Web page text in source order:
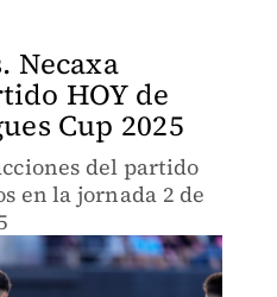
Necaxa
HOY de
Cup 2025
del partido
en la jornada 2 de